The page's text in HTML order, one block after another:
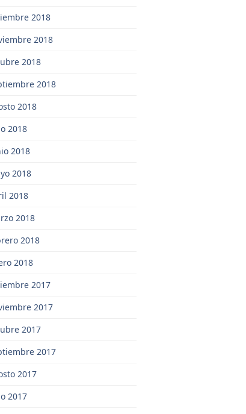
2018
2018
2018
2018
2018
2018
2018
2018
2018
2018
2018
2018
2017
2017
2017
2017
2017
2017